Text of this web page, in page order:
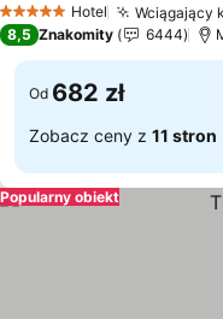
5 KategoriaHotel Wciągający
8,5 Znakomity 6444
Od 682 zł
Zobacz ceny z 11 stron
Popularny obiekt